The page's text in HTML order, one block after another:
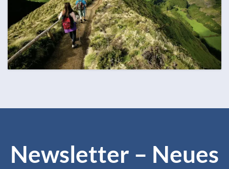
Alle Monate ansehen
Newsletter – Neues